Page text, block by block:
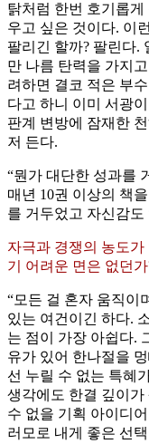
탉처럼 한번 호기롭
우고 싶은 것이다. 이
팔리긴 할까? 팔린다.
만 나름 탄력을 가지
려하면 결코 적은 부
다고 하니 이미 서광
판계 변방에 잠재한
저 든다.
“뭔가 대단한 성과를
매년 10권 이상의 책
를 거두었고 자신감도
자극과 경쟁의 농도
기 어려운 면은 없던가
“모든 걸 혼자 움직이
있는 여건이긴 하다.
는 점이 가장 아쉽다.
유가 있어 한나절을
선 누릴 수 없는 특혜
생각에도 한결 깊이
수 없을 기획 아이디
러모로 내게 좋은 선